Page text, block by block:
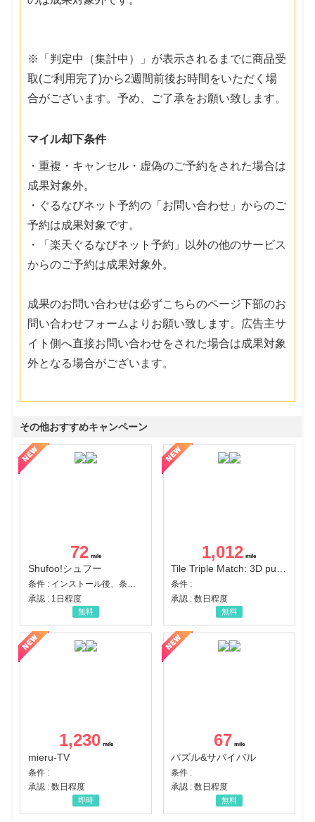
※「判定中（集計中）」が表示されるまでに商品受
取(ご利用完了)から2週間前後お時間をいただく場
合がございます。予め、ご了承をお願い致します。
マイル却下条件
・重複・キャンセル・虚偽のご予約をされた場合は
成果対象外。
・ぐるなびネット予約の「お問い合わせ」からのご
予約は成果対象です。
・「楽天ぐるなびネット予約」以外の他のサービス
からのご予約は成果対象外。
成果のお問い合わせは必ずこちらのページ下部のお
問い合わせフォームよりお願い致します。広告主サ
イト側へ直接お問い合わせをされた場合は成果対象
外となる場合がございます。
その他おすすめキャンペーン
72
Shufoo!シュフー
条件 : インストール後、条件達成
承認 : 1日程度
無料
1,012
Tile Triple Match: 3D puzzle
条件 :
承認 : 数日程度
無料
1,230
mieru-TV
条件 :
承認 : 数日程度
即時
67
パズル&サバイバル
条件 :
承認 : 数日程度
無料